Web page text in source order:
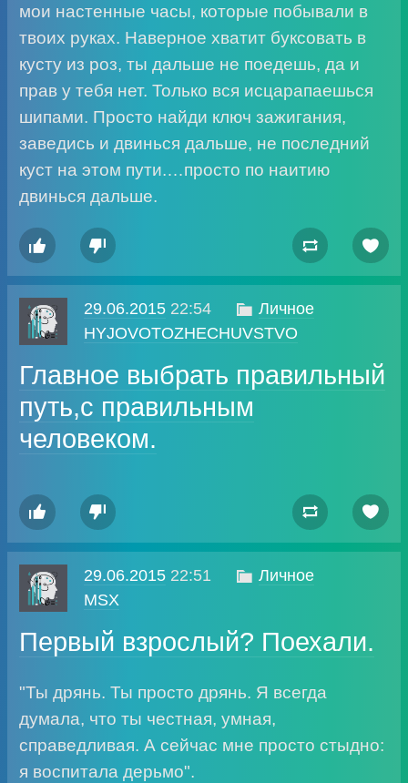
мои настенные часы, которые побывали в
твоих руках. Наверное хватит буксовать в
кусту из роз, ты дальше не поедешь, да и
прав у тебя нет. Только вся исцарапаешься
шипами. Просто найди ключ зажигания,
заведись и двинься дальше, не последний
куст на этом пути.…просто по наитию
двинься дальше.
   
29.06.201522:54  Личное
HYJOVOTOZHECHUVSTVO
Главное выбрать правильный
путь,с правильным
человеком.
   
29.06.201522:51  Личное
MSX
Первый взрослый? Поехали.
"Ты дрянь. Ты просто дрянь. Я всегда
думала, что ты честная, умная,
справедливая. А сейчас мне просто стыдно:
я воспитала дерьмо".